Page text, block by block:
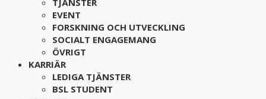
TJÄNSTER
EVENT
FORSKNING OCH UTVECKLING
SOCIALT ENGAGEMANG
ÖVRIGT
KARRIÄR
LEDIGA TJÄNSTER
BSL STUDENT